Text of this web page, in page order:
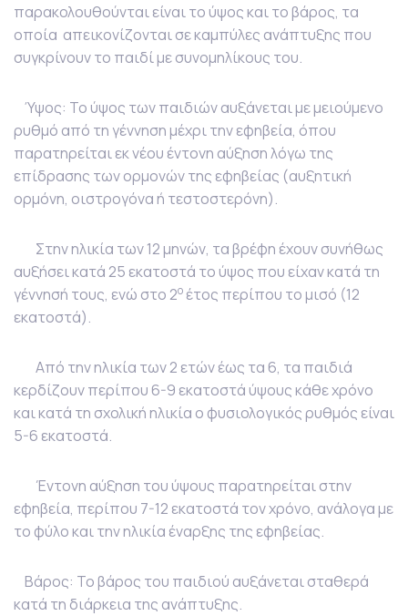
παρακολουθούνται είναι το ύψος και το βάρος, τα
οποία απεικονίζονται σε καμπύλες ανάπτυξης που
συγκρίνουν το παιδί με συνομηλίκους του.
Ύψος: Το ύψος των παιδιών αυξάνεται με μειούμενο
ρυθμό από τη γέννηση μέχρι την εφηβεία, όπου
παρατηρείται εκ νέου έντονη αύξηση λόγω της
επίδρασης των ορμονών της εφηβείας (αυξητική
ορμόνη, οιστρογόνα ή τεστοστερόνη).
Στην ηλικία των 12 μηνών, τα βρέφη έχουν συνήθως
αυξήσει κατά 25 εκατοστά το ύψος που είχαν κατά τη
γέννησή τους, ενώ στο 2ο έτος περίπου το μισό (12
εκατοστά).
Από την ηλικία των 2 ετών έως τα 6, τα παιδιά
κερδίζουν περίπου 6-9 εκατοστά ύψους κάθε χρόνο
και κατά τη σχολική ηλικία ο φυσιολογικός ρυθμός είναι
5-6 εκατοστά.
Έντονη αύξηση του ύψους παρατηρείται στην
εφηβεία, περίπου 7-12 εκατοστά τον χρόνο, ανάλογα με
το φύλο και την ηλικία έναρξης της εφηβείας.
Βάρος: Το βάρος του παιδιού αυξάνεται σταθερά
κατά τη διάρκεια της ανάπτυξης.